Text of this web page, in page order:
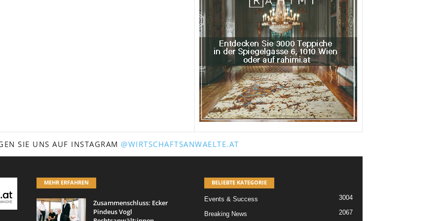
SIE UNS AUF INSTAGRAM @WIRTSCHAFTSANWAELTE.AT
MEHR ERFAHREN
Zusammenschluss: Ecker
Pindeus Vogl
BELIEBTE KATEGORIE
Events & Success 3004
Breaking News 2067